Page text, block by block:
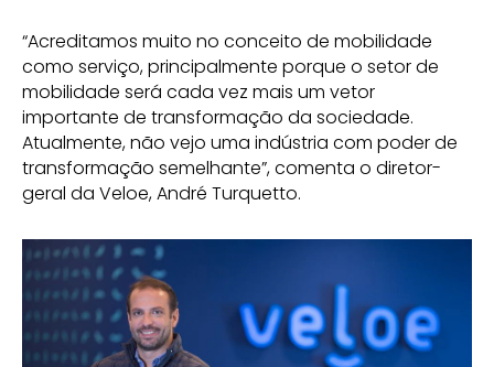
“Acreditamos muito no conceito de mobilidade
como serviço, principalmente porque o setor de
mobilidade será cada vez mais um vetor
importante de transformação da sociedade.
Atualmente, não vejo uma indústria com poder de
transformação semelhante”, comenta o diretor-
geral da Veloe, André Turquetto.